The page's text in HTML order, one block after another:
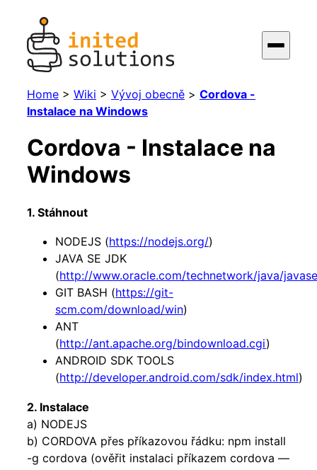
Home > Wiki > Vývoj obecně > Cordova -
Instalace na Windows
Cordova - Instalace na
Windows
1. Stáhnout
NODEJS (https://nodejs.org/)
JAVA SE JDK
(http://www.oracle.com/technetwork/java/
GIT BASH (https://git-
scm.com/download/win)
ANT
(http://ant.apache.org/bindownload.cgi)
ANDROID SDK TOOLS
(http://developer.android.com/sdk/index.html)
2. Instalace
a) NODEJS
b) CORDOVA přes příkazovou řádku: npm install
-g cordova (ověřit instalaci příkazem cordova —